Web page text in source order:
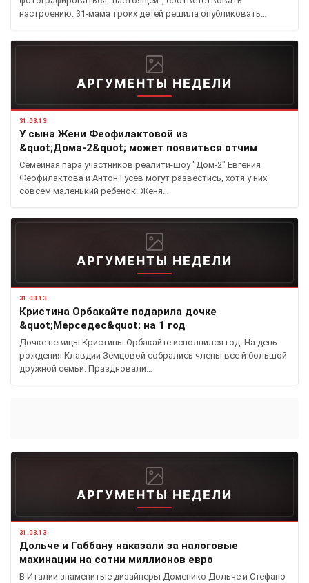
настроению. 31-мама троих детей решила опубликовать…
АРГУМЕНТЫ НЕДЕЛИ
31.03.13
У сына Жени Феофилактовой из
&quot;Дома-2&quot; может появиться отчим
Семейная пара участников реалити-шоу "Дом-2" Евгения
Феофилактова и Антон Гусев могут развестись, хотя у них
совсем маленький ребенок. Женя…
АРГУМЕНТЫ НЕДЕЛИ
31.03.13
Кристина Орбакайте подарила дочке
&quot;Мерседес&quot; на 1 год
Дочке певицы Кристины Орбакайте исполнился год. На день
рождения Клавдии Земцовой собрались члены все й большой
дружной семьи. Праздновали…
АРГУМЕНТЫ НЕДЕЛИ
31.03.13
Дольче и Габбану наказали за налоговые
махинации на сотни миллионов евро
В Италии знаменитые дизайнеры Доменико Дольче и Стефано